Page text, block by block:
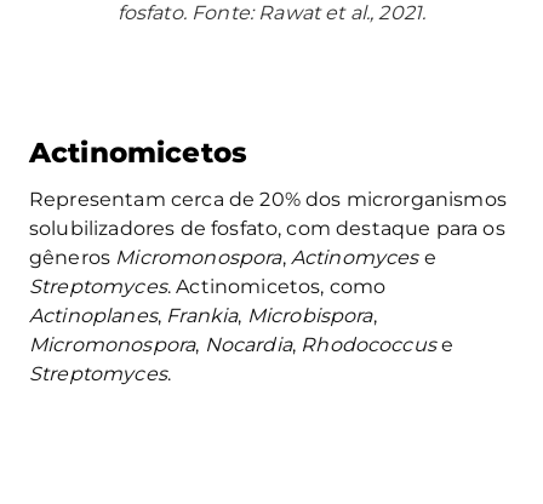
fosfato. Fonte: Rawat et al., 2021.
Actinomicetos
Representam cerca de 20% dos microrganismos
solubilizadores de fosfato, com destaque para os
gêneros Micromonospora, Actinomycese
Streptomyces. Actinomicetos, como
Actinoplanes, Frankia, Microbispora,
Micromonospora, Nocardia, Rhodococcuse
Streptomyces.